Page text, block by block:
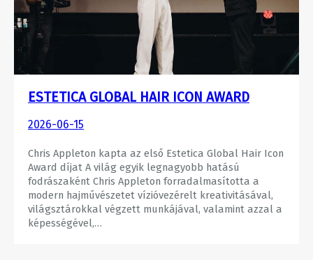
ESTETICA GLOBAL HAIR ICON AWARD
2026-06-15
Chris Appleton kapta az első Estetica Global Hair Icon
Award díjat A világ egyik legnagyobb hatású
fodrászaként Chris Appleton forradalmasította a
modern hajművészetet vízióvezérelt kreativitásával,
világsztárokkal végzett munkájával, valamint azzal a
képességével,…